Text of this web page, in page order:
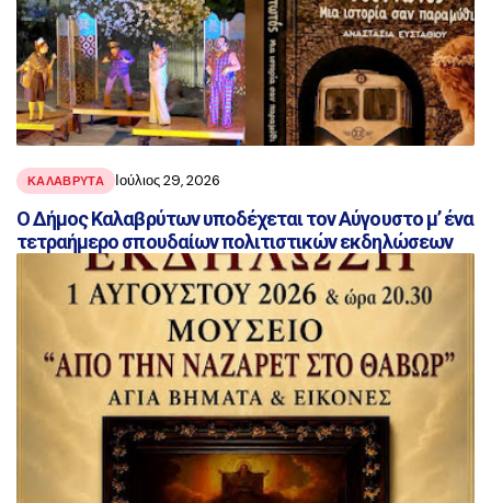
ΚΑΛΑΒΡΥΤΑ Ιούλιος 29, 2026
Ο Δήμος Καλαβρύτων υποδέχεται τον Αύγουστο μ’ ένα
τετραήμερο σπουδαίων πολιτιστικών εκδηλώσεων